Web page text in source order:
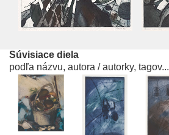
Súvisiace diela
podľa názvu, autora / autorky, tagov...